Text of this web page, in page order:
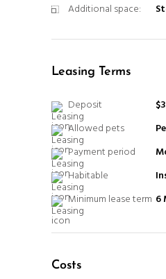
Additional space:
Leasing Terms
Deposit
Allowed pets
Payment period
Habitable
Minimum lease term 6
Costs